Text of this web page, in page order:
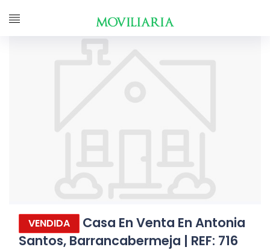
VENDIDA
Casa En Venta En Antonia
Santos, Barrancabermeja | REF: 716